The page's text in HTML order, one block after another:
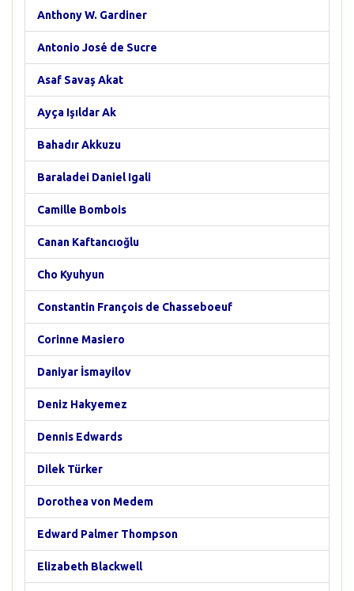
Anthony W. Gardiner
Antonio José de Sucre
Asaf Savaş Akat
Ayça Işıldar Ak
Bahadır Akkuzu
Baraladei Daniel Igali
Camille Bombois
Canan Kaftancıoğlu
Cho Kyuhyun
Constantin François de Chasseboeuf
Corinne Masiero
Daniyar İsmayilov
Deniz Hakyemez
Dennis Edwards
Dilek Türker
Dorothea von Medem
Edward Palmer Thompson
Elizabeth Blackwell